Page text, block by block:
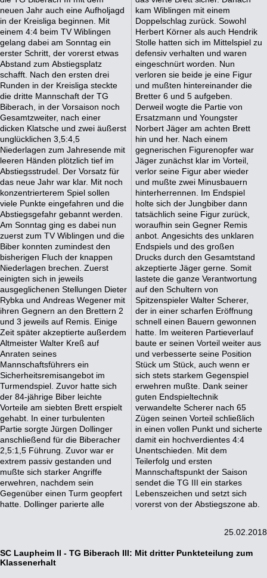
neuen Jahr auch eine Aufholjagd
in der Kreisliga beginnen. Mit
einem 4:4 beim TV Wiblingen
gelang dabei am Sonntag ein
erster Schritt, der vorerst etwas
Abstand zum Abstiegsplatz
schafft. Nach den ersten drei
Runden in der Kreisliga steckte
die dritte Mannschaft der TG
Biberach, in der Vorsaison noch
Gesamtzweiter, nach einer
dicken Klatsche und zwei äußerst
unglücklichen 3,5:4,5
Niederlagen zum Jahresende mit
leeren Händen plötzlich tief im
Abstiegsstrudel. Der Vorsatz für
das neue Jahr war klar. Mit noch
konzentrierterem Spiel sollen
viele Punkte eingefahren und die
Abstiegsgefahr gebannt werden.
Am Sonntag ging es dabei nun
zuerst zum TV Wiblingen und die
Biber konnten zumindest den
bisherigen Fluch der knappen
Niederlagen brechen. Zuerst
einigten sich in jeweils
ausgeglichenen Stellungen Dieter
Rybka und Andreas Wegener mit
ihren Gegnern an den Brettern 2
und 3 jeweils auf Remis. Einige
Zeit später akzeptierte außerdem
Altmeister Walter Kreß auf
Anraten seines
Mannschaftsführers ein
Sicherheitsremisangebot im
Turmendspiel. Zuvor hatte sich
der 84-jährige Biber leichte
Vorteile am siebten Brett erspielt
gehabt. In einer turbulenten
Partie sorgte Jürgen Dollinger
anschließend für die Biberacher
2,5:1,5 Führung. Zuvor war er
extrem passiv gestanden und
mußte sich starker Angriffe
erwehren, nachdem sein
Gegenüber einen Turm geopfert
hatte. Dollinger parierte alle
kam Wiblingen mit einem
Doppelschlag zurück. Sowohl
Herbert Körner als auch Hendrik
Stolle hatten sich im Mittelspiel zu
defensiv verhalten und waren
eingeschnürt worden. Nun
verloren sie beide je eine Figur
und mußten hintereinander die
Bretter 6 und 5 aufgeben.
Derweil wogte die Partie von
Ersatzmann und Youngster
Norbert Jäger am achten Brett
hin und her. Nach einem
gegnerischen Figurenopfer war
Jäger zunächst klar im Vorteil,
verlor seine Figur aber wieder
und mußte zwei Minusbauern
hinterherrennen. Im Endspiel
holte sich der Jungbiber dann
tatsächlich seine Figur zurück,
woraufhin sein Gegner Remis
anbot. Angesichts des unklaren
Endspiels und des großen
Drucks durch den Gesamtstand
akzeptierte Jäger gerne. Somit
lastete die ganze Verantwortung
auf den Schultern von
Spitzenspieler Walter Scherer,
der in einer scharfen Eröffnung
schnell einen Bauern gewonnen
hatte. Im weiteren Partieverlauf
baute er seinen Vorteil weiter aus
und verbesserte seine Position
Stück um Stück, auch wenn er
sich stets starkem Gegenspiel
erwehren mußte. Dank seiner
guten Endspieltechnik
verwandelte Scherer nach 65
Zügen seinen Vorteil schließlich
in einen vollen Punkt und sicherte
damit ein hochverdientes 4:4
Unentschieden. Mit dem
Teilerfolg und ersten
Mannschaftspunkt der Saison
sendet die TG III ein starkes
Lebenszeichen und setzt sich
vorerst von der Abstiegszone ab.
25.02.2018
SC Laupheim II - TG Biberach III: Mit dritter Punkteteilung zum
Klassenerhalt